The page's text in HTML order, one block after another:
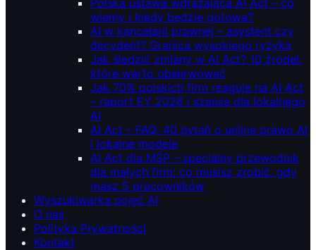
Polska ustawa wdrażająca AI Act – co
wiemy i kiedy będzie gotowa?
AI w kancelarii prawnej – asystent czy
decydent? Granica wysokiego ryzyka
Jak śledzić zmiany w AI Act? 10 źródeł,
które warto obserwować
Jak 70% polskich firm reaguje na AI Act
– raport EY 2026 i szanse dla lokalnego
AI
AI Act – FAQ: 40 pytań o unijne prawo AI
i lokalne modele
AI Act dla MŚP – specjalny przewodnik
dla małych firm: co musisz zrobić, gdy
masz 5 pracowników
Wyszukiwarka pojęć AI
O nas
Polityka Prywatności
Kontakt